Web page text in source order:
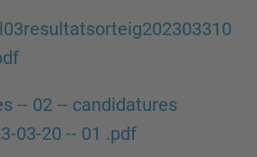
-- 02 -- candidatures
03-20 -- 01 .pdf